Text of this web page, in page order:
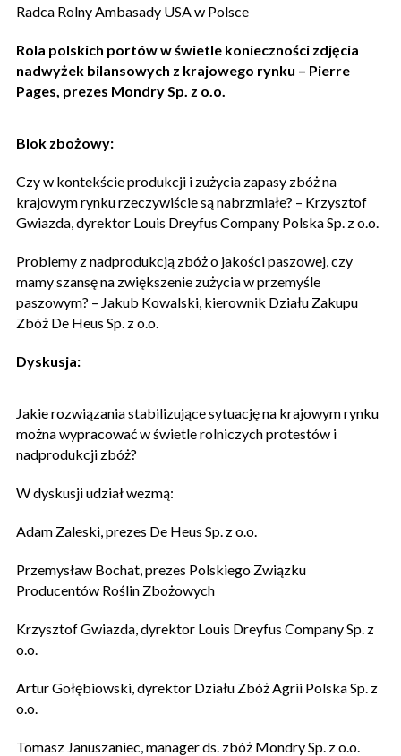
Radca Rolny Ambasady USA w Polsce
Rola polskich portów w świetle konieczności zdjęcia
nadwyżek bilansowych z krajowego rynku – Pierre
Pages, prezes Mondry Sp. z o.o.
Blok zbożowy:
Czy w kontekście produkcji i zużycia zapasy zbóż na
krajowym rynku rzeczywiście są nabrzmiałe? – Krzysztof
Gwiazda, dyrektor Louis Dreyfus Company Polska Sp. z o.o.
Problemy z nadprodukcją zbóż o jakości paszowej, czy
mamy szansę na zwiększenie zużycia w przemyśle
paszowym? – Jakub Kowalski, kierownik Działu Zakupu
Zbóż De Heus Sp. z o.o.
Dyskusja:
Jakie rozwiązania stabilizujące sytuację na krajowym rynku
można wypracować w świetle rolniczych protestów i
nadprodukcji zbóż?
W dyskusji udział wezmą:
Adam Zaleski, prezes De Heus Sp. z o.o.
Przemysław Bochat, prezes Polskiego Związku
Producentów Roślin Zbożowych
Krzysztof Gwiazda, dyrektor Louis Dreyfus Company Sp. z
o.o.
Artur Gołębiowski, dyrektor Działu Zbóż Agrii Polska Sp. z
o.o.
Tomasz Januszaniec, manager ds. zbóż Mondry Sp. z o.o.